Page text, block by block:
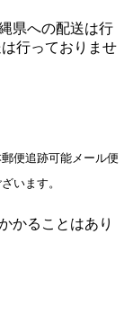
県への配送は行
行っておりませ
便追跡可能メール便
います。
かることはあり